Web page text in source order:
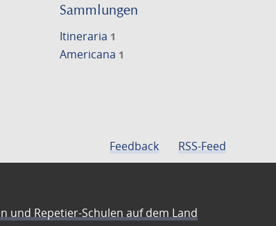
Sammlungen
Itineraria 1
Americana 1
Feedback RSS-Feed
und Repetier-Schulen auf dem Land